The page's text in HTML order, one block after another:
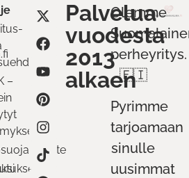
–
Palvelua
vuodesta
2013
alkaen
Olemme
perheyritys.
🇫🇮
Pyrimme
tarjoamaan
sinulle
uusimmat